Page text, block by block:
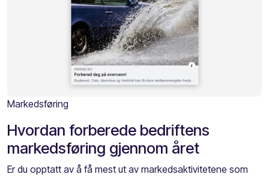
Markedsføring
Hvordan forberede bedriftens
markedsføring gjennom året
Er du opptatt av å få mest ut av markedsaktivitetene som